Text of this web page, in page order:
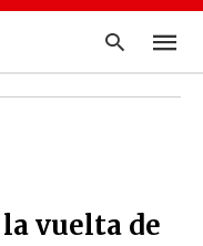
y
vuelta de